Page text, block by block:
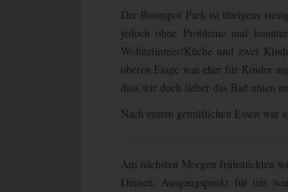
Der Roompot Park ist übrigens
jedoch ohne Probleme und
Wohnzimmer/Küche und zwei
oberen Etage war eher für Kinder
dass wir doch lieber das Bad unten
Nach einem gemütlichen Essen war
Am nächsten Morgen frühstückten
Duinen. Ausgangspunkt für uns